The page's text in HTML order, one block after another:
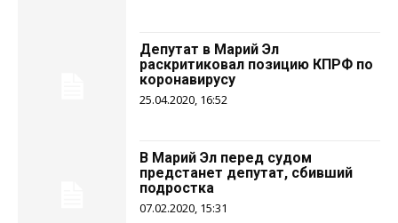
Депутат в Марий Эл
раскритиковал позицию КПРФ по
коронавирусу
25.04.2020, 16:52
В Марий Эл перед судом
предстанет депутат, сбивший
подростка
07.02.2020, 15:31